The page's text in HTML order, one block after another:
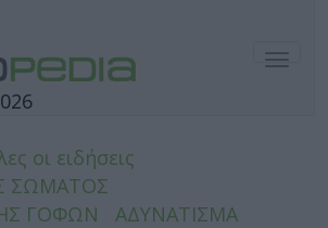
οι ειδήσεις
ΣΩΜΑΤΟΣ
ΓΟΦΩΝ
ΑΔΥΝΑΤΙΣΜΑ